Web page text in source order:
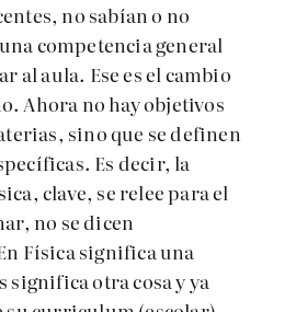
no sabían o no
competencia general
al aula. Ese es el cambio
Ahora no hay objetivos
sino que se definen
Es decir, la
clave, se relee para el
no se dicen
Física significa una
significa otra cosa y ya